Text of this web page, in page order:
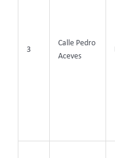
3
Calle Pedro
Aceves